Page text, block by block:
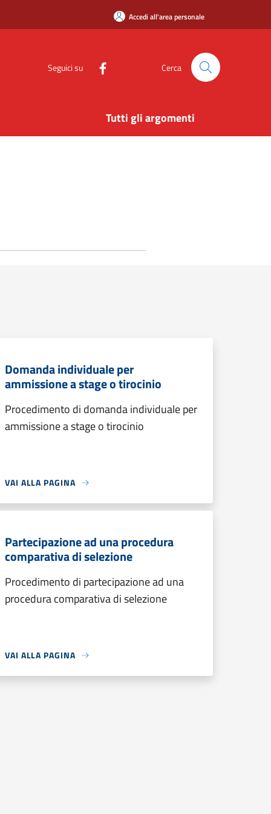
Accedi all'area personale
Seguici su Cerca
Tutti gli argomenti
Domanda individuale per
ammissione a stage o tirocinio
Procedimento di domanda individuale per
ammissione a stage o tirocinio
VAI ALLA PAGINA
Partecipazione ad una procedura
comparativa di selezione
Procedimento di partecipazione ad una
procedura comparativa di selezione
VAI ALLA PAGINA